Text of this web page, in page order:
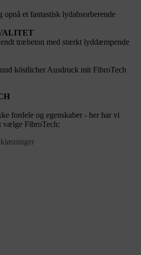
opnå et fantastisk lydabsorberende
træbeton med stærkt lyddæmpende
köstlicher Ausdruck mit FibroTech
fordele og egenskaber - her har vi
vælge FibroTech: